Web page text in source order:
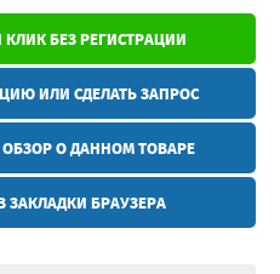
БЕЗ РЕГИСТРАЦИИ
ИЛИ СДЕЛАТЬ ЗАПРОС
О ДАННОМ ТОВАРЕ
ЗАКЛАДКИ БРАУЗЕРА